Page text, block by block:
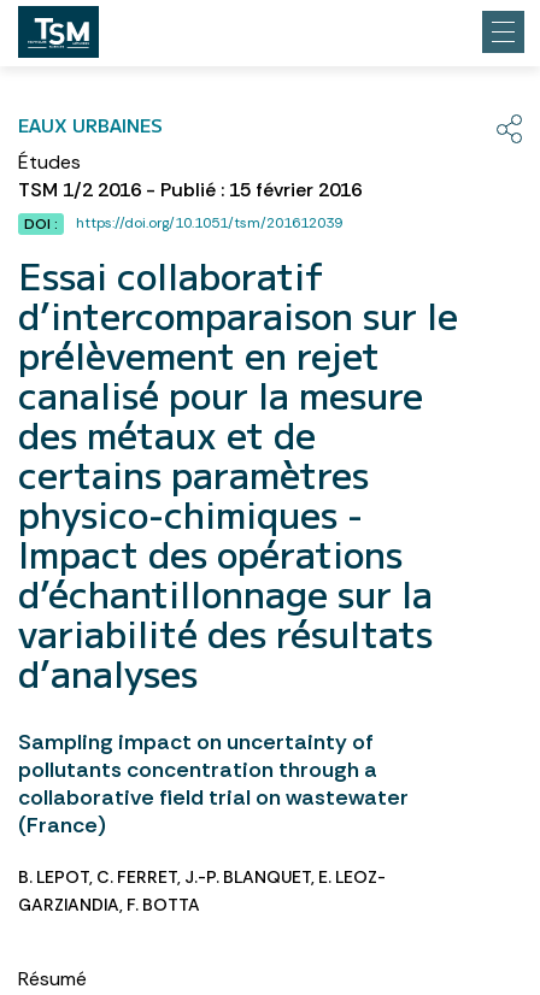
EAUX URBAINES
Études
TSM 1/2 2016 - Publié : 15 février 2016
DOI : https://doi.org/10.1051/tsm/201612039
Essai collaboratif
d’intercomparaison sur le
prélèvement en rejet
canalisé pour la mesure
des métaux et de
certains paramètres
physico-chimiques -
Impact des opérations
d’échantillonnage sur la
variabilité des résultats
d’analyses
Sampling impact on uncertainty of
pollutants concentration through a
collaborative field trial on wastewater
(France)
B. LEPOT, C. FERRET, J.-P. BLANQUET, E. LEOZ-
GARZIANDIA, F. BOTTA
Résumé